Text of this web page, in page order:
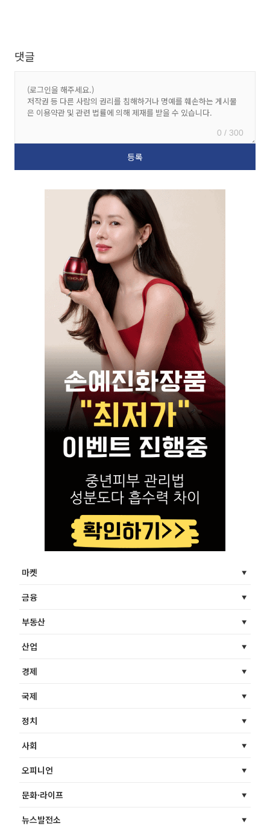
댓글
0 / 300
마켓
금융
부동산
산업
경제
국제
정치
사회
오피니언
문화·라이프
뉴스발전소